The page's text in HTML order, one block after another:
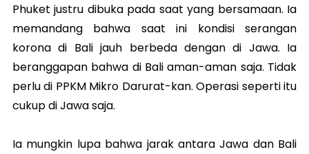
Phuket justru dibuka pada saat yang bersamaan. Ia
memandang bahwa saat ini kondisi serangan
korona di Bali jauh berbeda dengan di Jawa. Ia
beranggapan bahwa di Bali aman-aman saja. Tidak
perlu di PPKM Mikro Darurat-kan. Operasi seperti itu
cukup di Jawa saja.
Ia mungkin lupa bahwa jarak antara Jawa dan Bali